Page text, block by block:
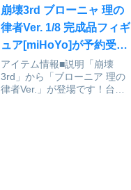
崩壊3rd ブローニャ 理の
律者Ver. 1/8 完成品フィギ
ュア[miHoYo]が予約受付
中
アイテム情報■説明「崩壊
3rd」から「ブローニア 理の
律者Ver.」が登場です！台座